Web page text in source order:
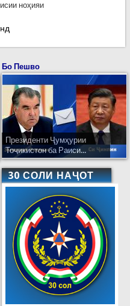
ноҳияи
Ин бор дар Деваштич,
Бо Пешво
Президенти Ҷумҳурии
Тоҷикистон ба Раиси...
30 СОЛИ НАҶОТ